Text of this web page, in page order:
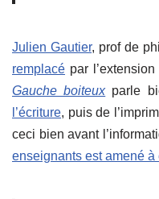
Julien Gautier, prof de
remplacé par
Gauche boiteuxparle
l’écriture, puis de
ceci bien avant
enseignants est amené à